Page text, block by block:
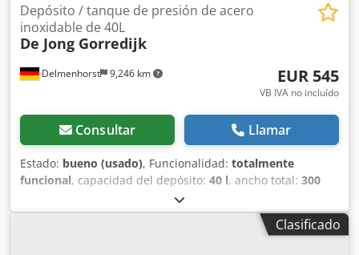
Delmenhorst 9,246 km
Depósito / tanque de presión de acero
inoxidable de 40L
De Jong Gorredijk
EUR 545
VB IVA no incluído
Consultar Llamar
Estado: bueno (usado), Funcionalidad: totalmente
funcional, capacidad del depósito: 40 l, ancho total: 300
, material de la pared:
inoxidable, presión de funcionamiento:5 bar,
, Depósito de presión de acero
Clasificado